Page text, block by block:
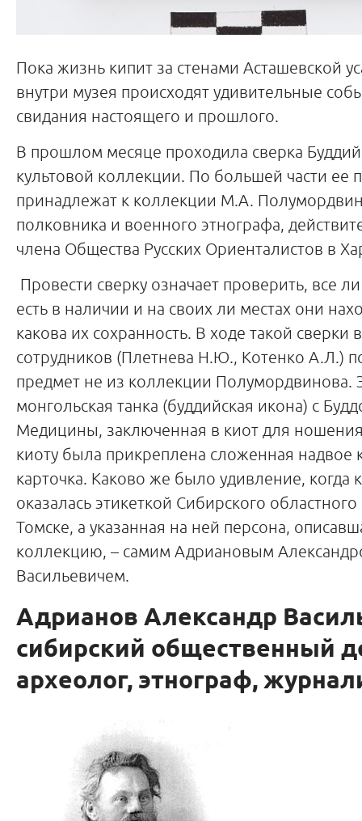
Пока жизнь кипит за стенами Асташевской
внутри музея происходят удивительные
свидания настоящего и прошлого.
В прошлом месяце проходила сверка
культовой коллекции. По большей части ее
принадлежат к коллекции М.А.
полковника и военного этнографа,
члена Общества Русских Ориенталистов в
Провести сверку означает проверить, все
есть в наличии и на своих ли местах они
какова их сохранность. В ходе такой сверки
сотрудников (Плетнева Н.Ю., Котенко А.Л.)
предмет не из коллекции Полумордвинова.
монгольская танка (буддийская икона) с
Медицины, заключенная в киот для
киоту была прикреплена сложенная надвое
карточка. Каково же было удивление, когда
оказалась этикеткой Сибирского
Томске, а указанная на ней персона,
коллекцию, – самим Адриановым
Васильевичем.
Адрианов Александр
сибирский общественный
археолог, этнограф,